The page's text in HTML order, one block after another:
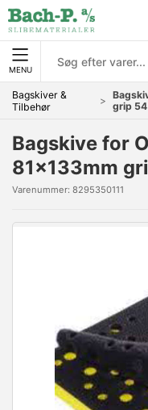
MENU
Bagskiver &
Tilbehør
grip
Bagskive for
81x133mm
Varenummer: 8295350111